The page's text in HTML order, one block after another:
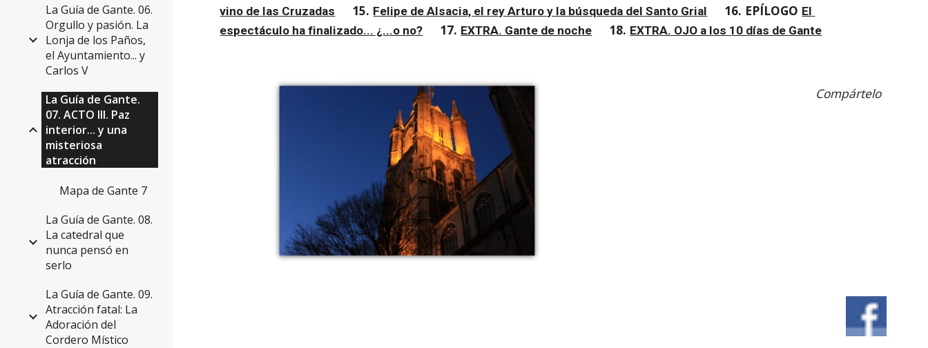
La Guía de Gante. 06.
Orgullo y pasión. La
Lonja de los Paños,
el Ayuntamiento... y
Carlos V
La Guía de Gante.
07. ACTO III. Paz
interior... y una
misteriosa
atracción
Mapa de Gante 7
La Guía de Gante. 08.
La catedral que
nunca pensó en
serlo
La Guía de Gante. 09.
Atracción fatal: La
Adoración del
Cordero Místico
vino de las Cruzadas
15. Felipe de Alsacia, el rey Arturo y la búsqueda del Santo Grial 16. EPÍLOGO El
espectáculo ha finalizado... ¿...o no?
17. EXTRA. Gante de noche 18. EXTRA. OJO a los 10 días de Gante
Compártelo